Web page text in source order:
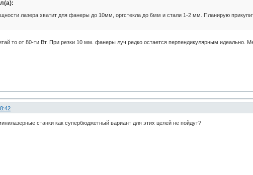
лазера хватит для фанеры до 10мм, оргстекла до 6мм и стали 1-2 мм. Планирую
то от 80-ти Вт. При резки 10 мм. фанеры луч редко остается перпендикулярным идеально.
станки как супербюджетный вариант для этих целей не пойдут?